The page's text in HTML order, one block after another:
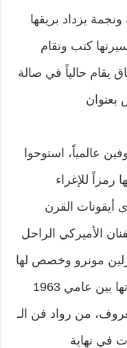
يزداد بريقها
كتب وتقام
يقام حالياً في صالة
بعنوان
عالمياً، استوحوا
رمزاً للإغراء
أيقونات القرن
الأميركي الراحل
مونرو وخصص لها
سلسلة من لوحاته أنجزها بعد وفاتها بين عامي 1963
معروف، من رواد فن الـ
في نهاية